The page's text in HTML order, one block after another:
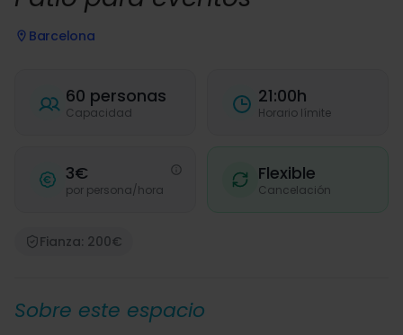
Barcelona
60 personas
Capacidad
21:00h
Horario límite
3€
por persona/hora
Flexible
Cancelación
Fianza: 200€
Sobre este espacio